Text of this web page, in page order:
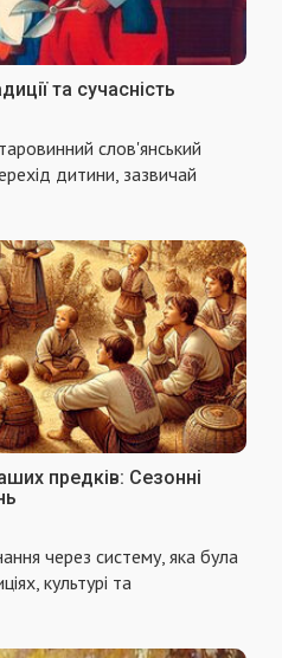
та сучасність
слов'янський
дитини, зазвичай
предків: Сезонні
через систему, яка була
культурі та